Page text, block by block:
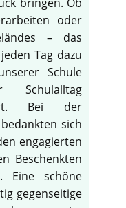
oder
– das
Tag dazu
Schule
Bei der
sich
engagierten
Beschenkten
Eine schöne
gegenseitige